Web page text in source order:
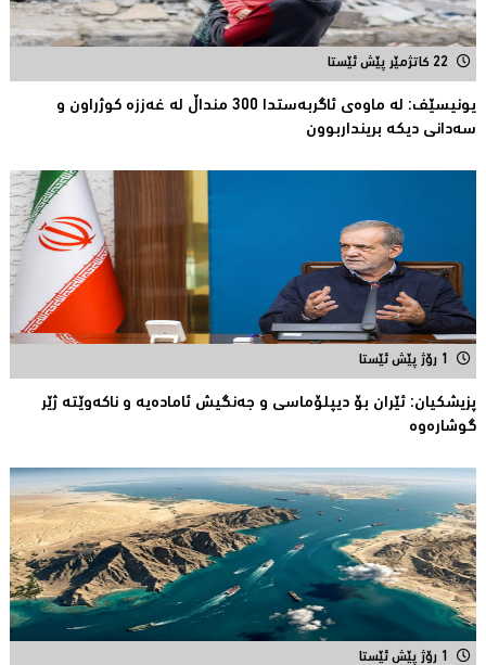
22 کاتژمێر پێش ئێستا
یونیسێف: لە ماوەی ئاگربەستدا 300 منداڵ لە غەززە كوژراون و
سەدانی دیكە برینداربوون
1 رۆژ پێش ئێستا
پزیشكیان: ئێران بۆ دیپلۆماسی و جەنگیش ئامادەیە و ناکەوێتە ژێر
گوشارەوە
1 رۆژ پێش ئێستا